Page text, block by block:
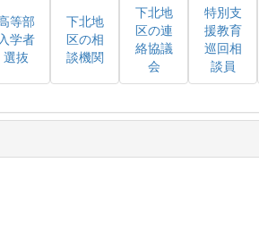
等部
入学者
選抜
下北地
区の相
談機関
下北地
区の連
絡協議
会
特別支
援教育
巡回相
談員